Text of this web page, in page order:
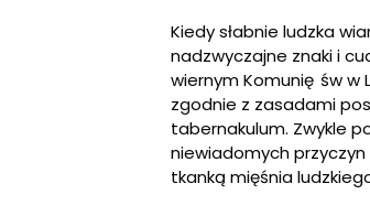
Kiedy słabnie ludzka
nadzwyczajne znaki i
wiernym Komunię św w
zgodnie z zasadami
tabernakulum. Zwykle
niewiadomych przyczyn
tkanką mięśnia